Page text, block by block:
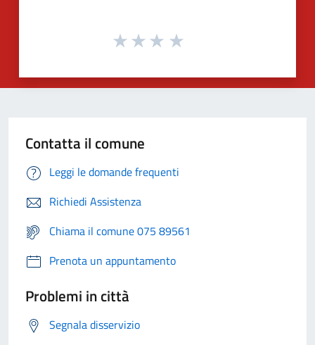
Contatta il comune
Leggi le domande frequenti
Richiedi Assistenza
Chiama il comune 075 89561
Prenota un appuntamento
Problemi in città
Segnala disservizio